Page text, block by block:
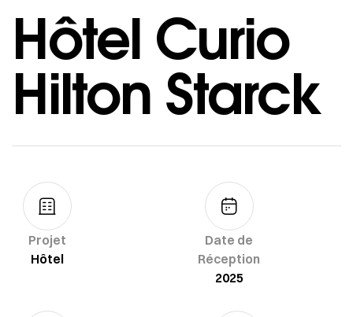
Hôtel Curio
Hilton Starck
Projet
Hôtel
Date de
Réception
2025